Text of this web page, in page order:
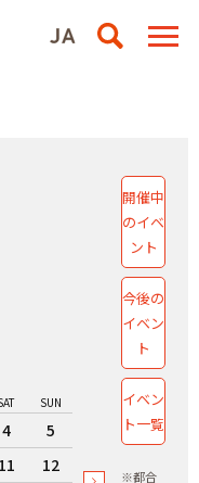
SUN
4
5
11
12
開催中
のイベ
ント
今後の
イベン
ト
イベン
ト一覧
※都合